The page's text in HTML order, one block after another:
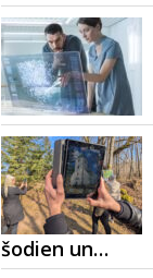
šodien un…